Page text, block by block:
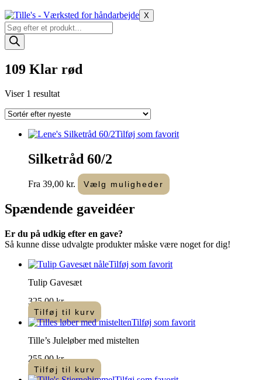
X
Products
search
109 Klar rød
Viser 1 resultat
Tilføj som favorit
Silketråd 60/2
Fra 39,00 kr. Vælg muligheder
vare
kan
på
Spændende gaveidéer
Er du på udkig efter en gave?
Så kunne disse udvalgte produkter måske være noget for dig!
Tilføj som favorit
Tulip Gavesæt
325,00kr.
Tilføj til kurv
Tilføj som favorit
Tille’s Juleløber med mistelten
255,00kr.
Tilføj til kurv